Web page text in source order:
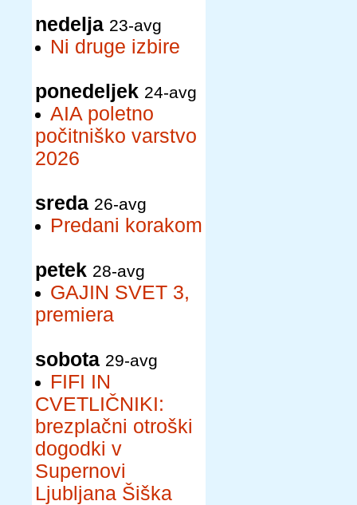
nedelja 23-avg
Ni druge izbire
ponedeljek 24-avg
AIA poletno
počitniško varstvo
2026
sreda 26-avg
Predani korakom
petek 28-avg
GAJIN SVET 3,
premiera
sobota 29-avg
FIFI IN
CVETLIČNIKI:
brezplačni otroški
dogodki v
Supernovi
Ljubljana Šiška